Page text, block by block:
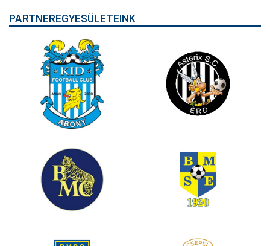
PARTNEREGYESÜLETEINK